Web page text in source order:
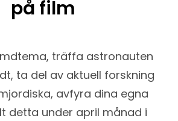
på film
träffa astronauten
ta del av aktuell forskning
avfyra dina egna
detta under april månad i